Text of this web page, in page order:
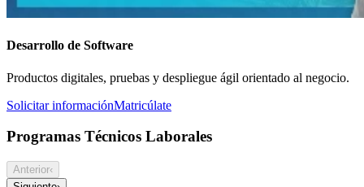
Desarrollo de Software
Productos digitales, pruebas y despliegue ágil orientado al negocio.
Solicitar informaciónMatricúlate
Programas Técnicos Laborales
Anterior‹